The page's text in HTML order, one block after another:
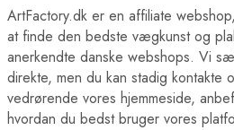
ArtFactory.dk er en affiliate
at finde den bedste vægkunst og
anerkendte danske webshops. Vi
direkte, men du kan stadig kontakte
vedrørende vores hjemmeside,
hvordan du bedst bruger vores